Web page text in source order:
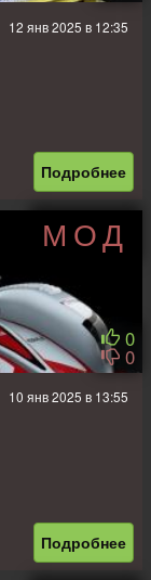
12 янв 2025 в 12:35
Подробнее
МОД
0
0
10 янв 2025 в 13:55
Подробнее